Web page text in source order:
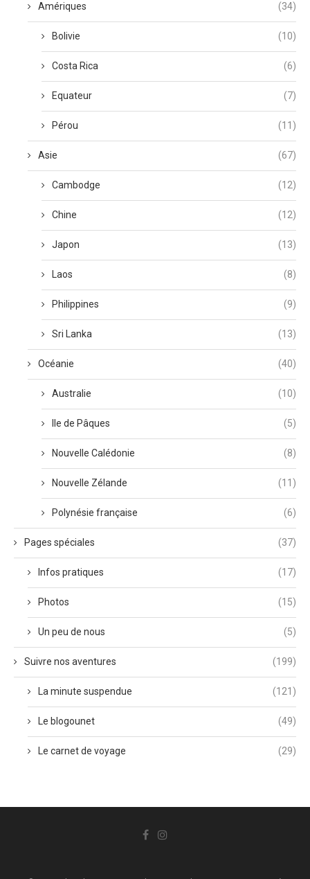
Amériques (34)
Bolivie (10)
Costa Rica (6)
Equateur (7)
Pérou (11)
Asie (67)
Cambodge (12)
Chine (12)
Japon (13)
Laos (8)
Philippines (9)
Sri Lanka (13)
Océanie (40)
Australie (10)
Ile de Pâques (5)
Nouvelle Calédonie (8)
Nouvelle Zélande (11)
Polynésie française (6)
Pages spéciales (37)
Infos pratiques (17)
Photos (15)
Un peu de nous (5)
Suivre nos aventures (199)
La minute suspendue (121)
Le blogounet (49)
Le carnet de voyage (29)